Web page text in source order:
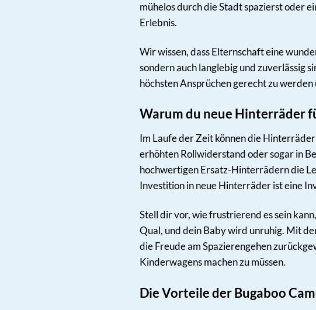
mühelos durch die Stadt spazierst oder
Erlebnis.
Wir wissen, dass Elternschaft eine
sondern auch langlebig und zuverlässig
höchsten Ansprüchen gerecht zu
Warum du neue Hinterräder
Im Laufe der Zeit können die
erhöhten Rollwiderstand oder sogar in
hochwertigen Ersatz-Hinterrädern die
Investition in neue Hinterräder ist eine
Stell dir vor, wie frustrierend es sein
Qual, und dein Baby wird unruhig. Mit
die Freude am Spazierengehen
Kinderwagens machen zu müssen.
Die Vorteile der Bugaboo